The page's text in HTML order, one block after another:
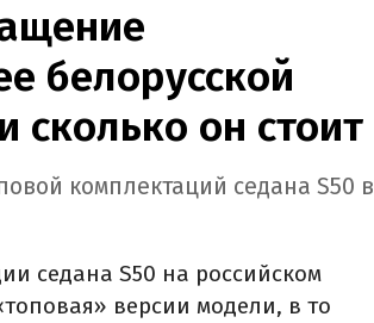
белорусской
сколько он стоит
комплектаций седана S50 в
седана S50 на российском
версии модели, в то